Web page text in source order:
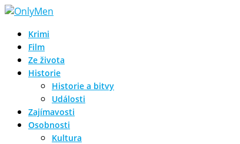
Krimi
Film
Ze života
Historie
Historie a bitvy
Události
Zajímavosti
Osobnosti
Kultura